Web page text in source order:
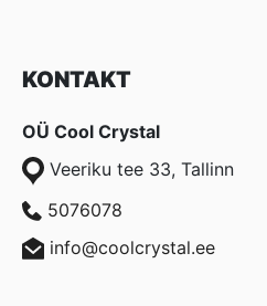
KONTAKT
OÜ Cool Crystal
Veeriku tee 33, Tallinn
5076078
info@coolcrystal.ee